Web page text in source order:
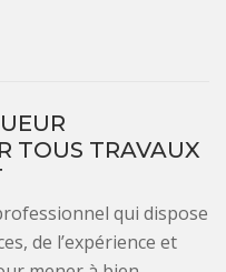
TOUS TRAVAUX
qui dispose
de l’expérience et